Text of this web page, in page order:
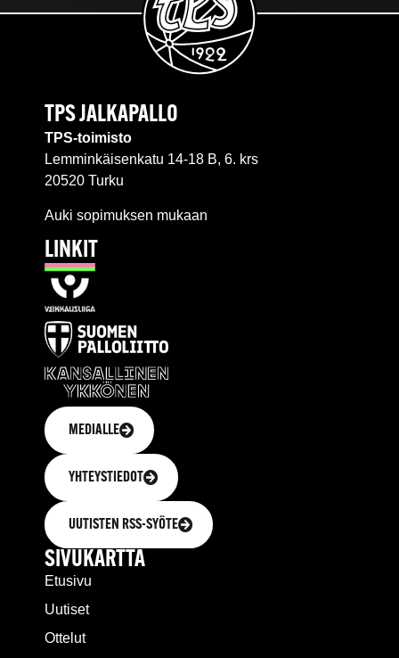
TPS JALKAPALLO
TPS-toimisto
Lemminkäisenkatu 14-18 B, 6. krs
20520 Turku
Auki sopimuksen mukaan
LINKIT
MEDIALLE
YHTEYSTIEDOT
UUTISTEN RSS-SYÖTE
SIVUKARTTA
Etusivu
Uutiset
Ottelut